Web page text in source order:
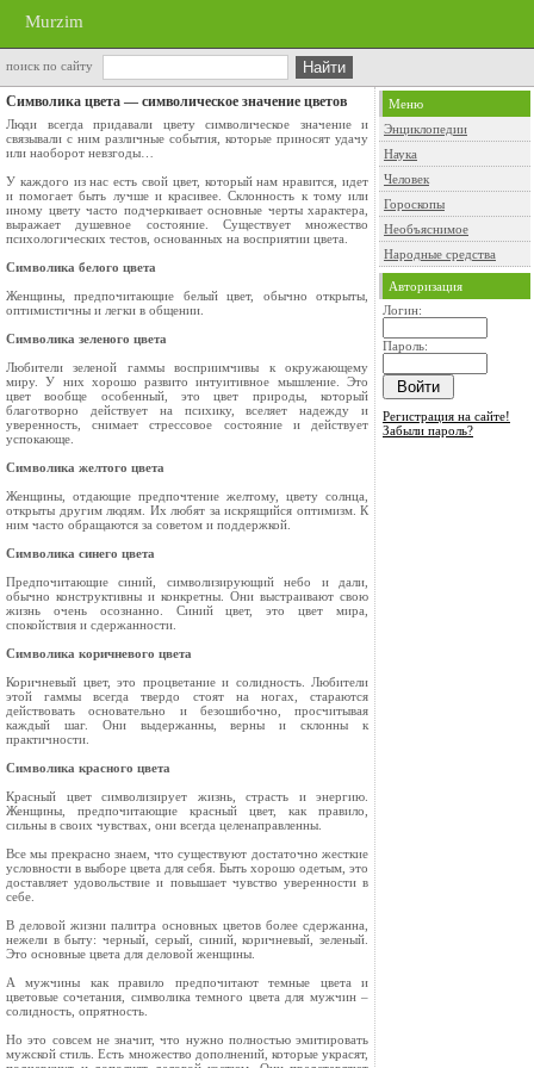
Murzim
поиск по сайту
Символика цвета — символическое значение цветов
Люди всегда придавали цвету символическое значение и
связывали с ним различные события, которые приносят удачу
или наоборот невзгоды…
У каждого из нас есть свой цвет, который нам нравится, идет
и помогает быть лучше и красивее. Склонность к тому или
иному цвету часто подчеркивает основные черты характера,
выражает душевное состояние. Существует множество
психологических тестов, основанных на восприятии цвета.
Символика белого цвета
Женщины, предпочитающие белый цвет, обычно открыты,
оптимистичны и легки в общении.
Символика зеленого цвета
Любители зеленой гаммы восприимчивы к окружающему
миру. У них хорошо развито интуитивное мышление. Это
цвет вообще особенный, это цвет природы, который
благотворно действует на психику, вселяет надежду и
уверенность, снимает стрессовое состояние и действует
успокающе.
Символика желтого цвета
Женщины, отдающие предпочтение желтому, цвету солнца,
открыты другим людям. Их любят за искрящийся оптимизм. К
ним часто обращаются за советом и поддержкой.
Символика синего цвета
Предпочитающие синий, символизирующий небо и дали,
обычно конструктивны и конкретны. Они выстраивают свою
жизнь очень осознанно. Синий цвет, это цвет мира,
спокойствия и сдержанности.
Символика коричневого цвета
Коричневый цвет, это процветание и солидность. Любители
этой гаммы всегда твердо стоят на ногах, стараются
действовать основательно и безошибочно, просчитывая
каждый шаг. Они выдержанны, верны и склонны к
практичности.
Символика красного цвета
Красный цвет символизирует жизнь, страсть и энергию.
Женщины, предпочитающие красный цвет, как правило,
сильны в своих чувствах, они всегда целенаправленны.
Все мы прекрасно знаем, что существуют достаточно жесткие
условности в выборе цвета для себя. Быть хорошо одетым, это
доставляет удовольствие и повышает чувство уверенности в
себе.
В деловой жизни палитра основных цветов более сдержанна,
нежели в быту: черный, серый, синий, коричневый, зеленый.
Это основные цвета для деловой женщины.
А мужчины как правило предпочитают темные цвета и
цветовые сочетания, символика темного цвета для мужчин –
солидность, опрятность.
Но это совсем не значит, что нужно полностью эмитировать
мужской стиль. Есть множество дополнений, которые украсят,
Меню
Энциклопедии
Наука
Человек
Гороскопы
Необъяснимое
Народные средства
Авторизация
Логин:
Пароль:
Регистрация на сайте!
Забыли пароль?